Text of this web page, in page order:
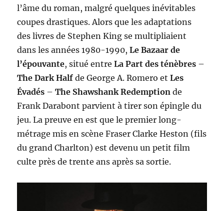
l’âme du roman, malgré quelques inévitables
coupes drastiques. Alors que les adaptations
des livres de Stephen King se multipliaient
dans les années 1980-1990,Le Bazaar de
l’épouvante, situé entreLa Part des ténèbres –
The Dark Half de George A. Romero etLes
Évadés – The Shawshank Redemption de
Frank Darabont parvient à tirer son épingle du
jeu. La preuve en est que le premier long-
métrage mis en scène Fraser Clarke Heston (fils
du grand Charlton) est devenu un petit film
culte près de trente ans après sa sortie.